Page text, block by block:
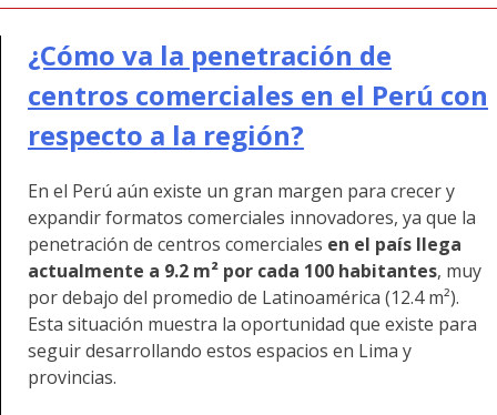
¿Cómo va la penetración de
centros comerciales en el Perú con
respecto a la región?
En el Perú aún existe un gran margen para crecer y
expandir formatos comerciales innovadores, ya que la
penetración de centros comerciales en el país llega
actualmente a 9.2 m² por cada 100 habitantes, muy
por debajo del promedio de Latinoamérica (12.4 m²).
Esta situación muestra la oportunidad que existe para
seguir desarrollando estos espacios en Lima y
provincias.